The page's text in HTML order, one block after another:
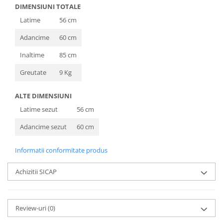
DIMENSIUNI TOTALE
Latime
56 cm
Adancime
60 cm
Inaltime
85 cm
Greutate
9 Kg
ALTE DIMENSIUNI
Latime sezut
56 cm
Adancime sezut
60 cm
Informatii conformitate produs
Achizitii SICAP
Review-uri(0)